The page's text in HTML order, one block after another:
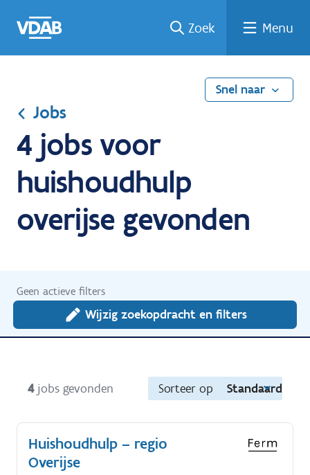
naar
een
een
job
naar
Zoek Menu
Snel naar
Jobs
4 jobs voor
huishoudhulp
overijse gevonden
Geen actieve filters
Wijzig zoekopdracht en filters
4 jobs gevonden Sorteer op Standaard
Huishoudhulp – regio
Overijse